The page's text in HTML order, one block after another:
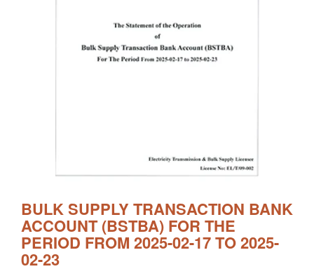
BULK SUPPLY TRANSACTION BANK
ACCOUNT (BSTBA) FOR THE
PERIOD FROM 2025-02-17 TO 2025-
02-23